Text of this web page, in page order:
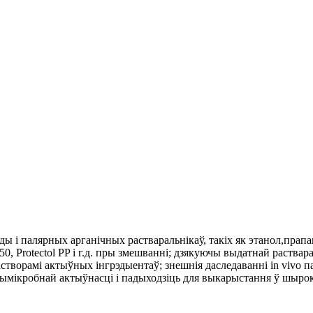
і палярных арганічных растваральнікаў, такіх як этанол,
Protectol PP і г.д. пры змешванні; дзякуючы выдатнай
актыўных інгрэдыентаў; знешнія даследаванні in vivo
актыўнасці і падыходзіць для выкарыстання ў